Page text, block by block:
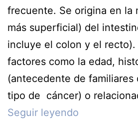
frecuente. Se origina en la
más superficial) del
incluye el colon y el recto).
factores como la edad,
(antecedente de familiares
tipo de cáncer) o
Seguir leyendo